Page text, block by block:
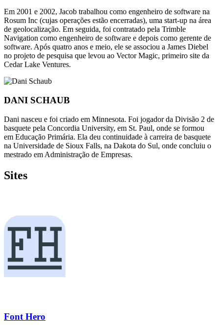
Em 2001 e 2002, Jacob trabalhou como engenheiro de software na
Rosum Inc (cujas operações estão encerradas), uma start-up na área
de geolocalização. Em seguida, foi contratado pela Trimble
Navigation como engenheiro de software e depois como gerente de
software. Após quatro anos e meio, ele se associou a James Diebel
no projeto de pesquisa que levou ao Vector Magic, primeiro site da
Cedar Lake Ventures.
DANI SCHAUB
Dani nasceu e foi criado em Minnesota. Foi jogador da Divisão 2 de
basquete pela Concordia University, em St. Paul, onde se formou
em Educação Primária. Ela deu continuidade à carreira de basquete
na Universidade de Sioux Falls, na Dakota do Sul, onde concluiu o
mestrado em Administração de Empresas.
Sites
Font Hero